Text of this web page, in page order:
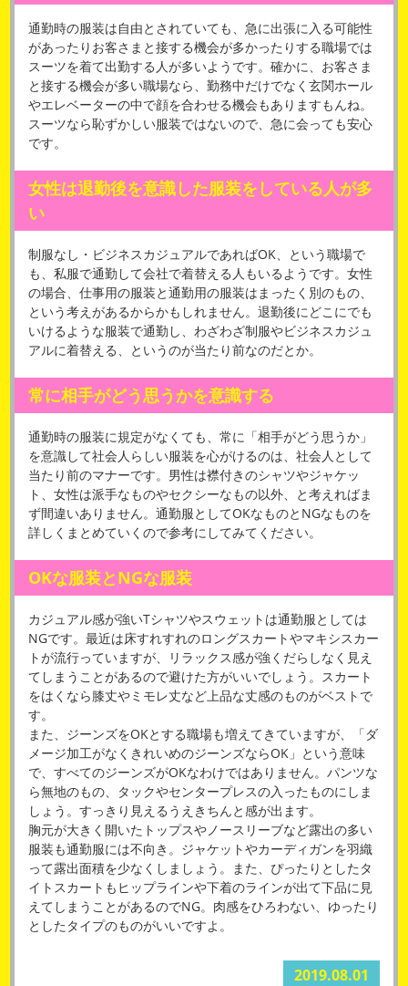
通勤時の服装は自由とされていても、急に出張に入る可能性
があったりお客さまと接する機会が多かったりする職場では
スーツを着て出勤する人が多いようです。確かに、お客さま
と接する機会が多い職場なら、勤務中だけでなく玄関ホール
やエレベーターの中で顔を合わせる機会もありますもんね。
スーツなら恥ずかしい服装ではないので、急に会っても安心
です。
女性は退勤後を意識した服装をしている人が多
い
制服なし・ビジネスカジュアルであればOK、という職場で
も、私服で通勤して会社で着替える人もいるようです。女性
の場合、仕事用の服装と通勤用の服装はまったく別のもの、
という考えがあるからかもしれません。退勤後にどこにでも
いけるような服装で通勤し、わざわざ制服やビジネスカジュ
アルに着替える、というのが当たり前なのだとか。
常に相手がどう思うかを意識する
通勤時の服装に規定がなくても、常に「相手がどう思うか」
を意識して社会人らしい服装を心がけるのは、社会人として
当たり前のマナーです。男性は襟付きのシャツやジャケッ
ト、女性は派手なものやセクシーなもの以外、と考えればま
ず間違いありません。通勤服としてOKなものとNGなものを
詳しくまとめていくので参考にしてみてください。
OKな服装とNGな服装
カジュアル感が強いTシャツやスウェットは通勤服としては
NGです。最近は床すれすれのロングスカートやマキシスカー
トが流行っていますが、リラックス感が強くだらしなく見え
てしまうことがあるので避けた方がいいでしょう。スカート
をはくなら膝丈やミモレ丈など上品な丈感のものがベストで
す。
また、ジーンズをOKとする職場も増えてきていますが、「ダ
メージ加工がなくきれいめのジーンズならOK」という意味
で、すべてのジーンズがOKなわけではありません。パンツな
ら無地のもの、タックやセンタープレスの入ったものにしま
しょう。すっきり見えるうえきちんと感が出ます。
胸元が大きく開いたトップスやノースリーブなど露出の多い
服装も通勤服には不向き。ジャケットやカーディガンを羽織
って露出面積を少なくしましょう。また、ぴったりとしたタ
イトスカートもヒップラインや下着のラインが出て下品に見
えてしまうことがあるのでNG。肉感をひろわない、ゆったり
としたタイプのものがいいですよ。
2019.08.01